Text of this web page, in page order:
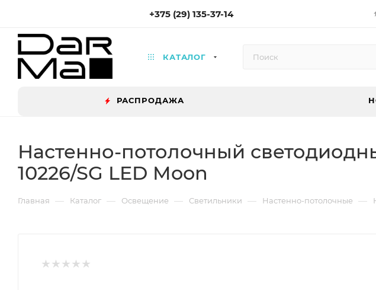
+375 (29) 135-37-14
КАТАЛОГ
РАСПРОДАЖА
Настенно-потолочный
10226/SG LED Moon
Главная — Каталог — Освещение — Светильники — Настенно-потолочные —